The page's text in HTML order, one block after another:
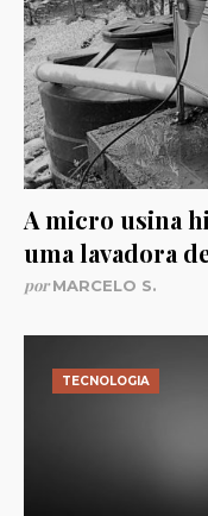
A micro usina
uma lavadora
porMARCELO S.
TECNOLOGIA